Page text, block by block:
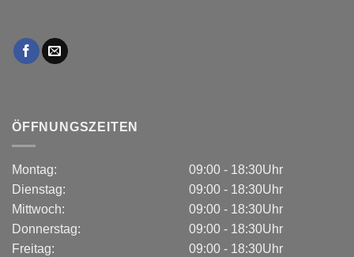
ÖFFNUNGSZEITEN
Montag:
Dienstag:
Mittwoch:
Donnerstag:
Freitag:
09:00 - 18:30Uhr
09:00 - 18:30Uhr
09:00 - 18:30Uhr
09:00 - 18:30Uhr
09:00 - 18:30Uhr